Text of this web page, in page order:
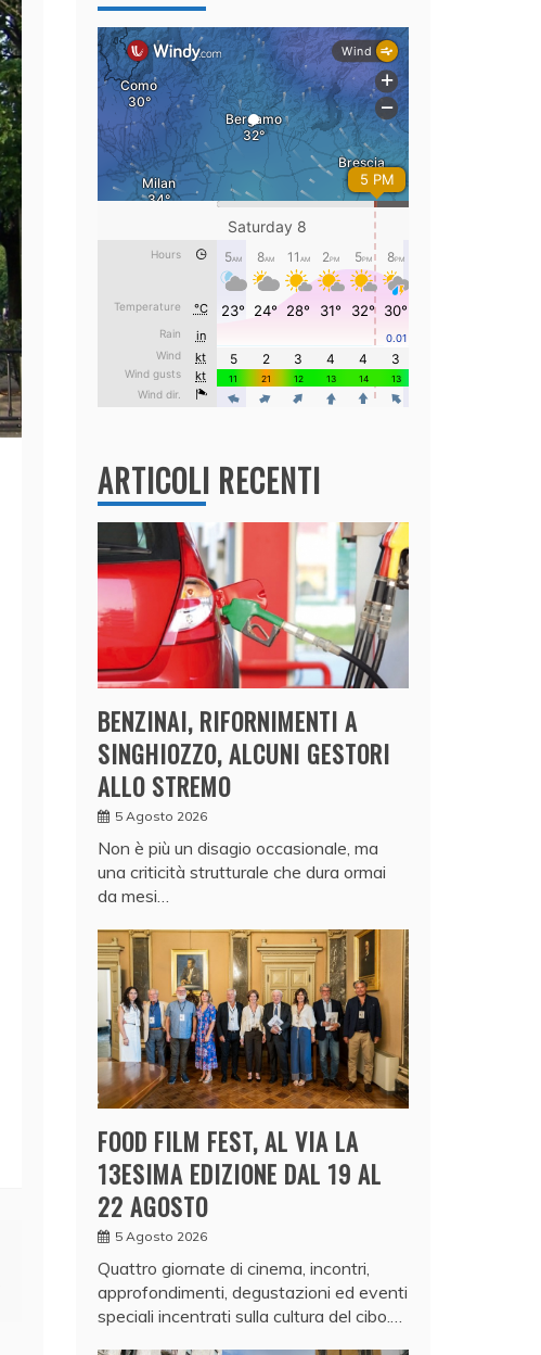
ARTICOLI RECENTI
BENZINAI, RIFORNIMENTI A
SINGHIOZZO, ALCUNI GESTORI
ALLO STREMO
5 Agosto 2026
Non è più un disagio occasionale, ma
una criticità strutturale che dura ormai
da mesi…
FOOD FILM FEST, AL VIA LA
13ESIMA EDIZIONE DAL 19 AL
22 AGOSTO
5 Agosto 2026
Quattro giornate di cinema, incontri,
approfondimenti, degustazioni ed eventi
speciali incentrati sulla cultura del cibo.…